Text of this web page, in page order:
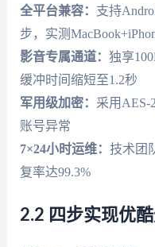
全平台兼容： 支持
步，实测
影音专属通道： 独享
缓冲时间缩短至1.2秒
军用级加密： 采用AES-
账号异常
7×24小时运维： 技术团
复率达99.3%
2.2 四步实现优